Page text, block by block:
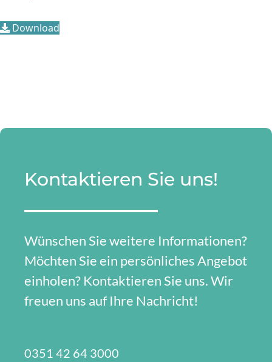
Download
Kontaktieren Sie uns!
Wünschen Sie weitere Informationen?
Möchten Sie ein persönliches Angebot
einholen? Kontaktieren Sie uns. Wir
freuen uns auf Ihre Nachricht!
0351 42 64 3000